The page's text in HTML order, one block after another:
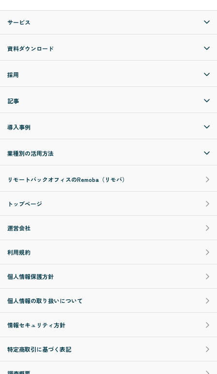
サービス
資料ダウンロード
採用
記事
導入事例
業種別の活用方法
リモートバックオフィスのRemoba（リモバ）
トップページ
運営会社
利用規約
個人情報保護方針
個人情報の取り扱いについて
情報セキュリティ方針
特定商取引に基づく表記